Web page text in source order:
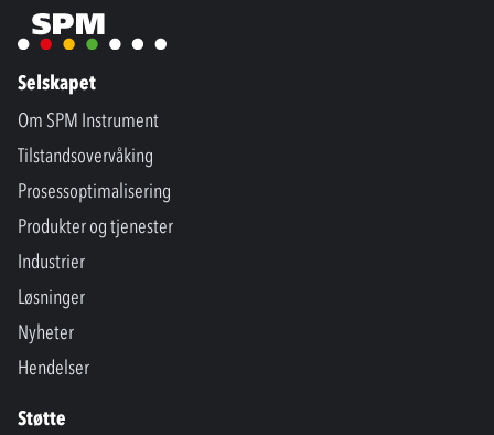
Selskapet
Om SPM Instrument
Tilstandsovervåking
Prosessoptimalisering
Produkter og tjenester
Industrier
Løsninger
Nyheter
Hendelser
Støtte